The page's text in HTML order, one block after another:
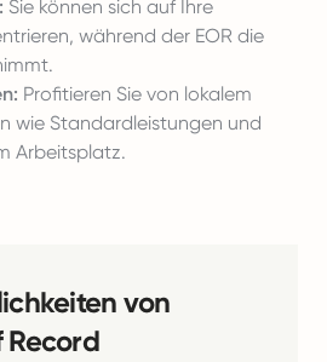
Sie können sich auf Ihre
während der EOR die
Profitieren Sie von lokalem
wie Standardleistungen und
Arbeitsplatz.
von
Record